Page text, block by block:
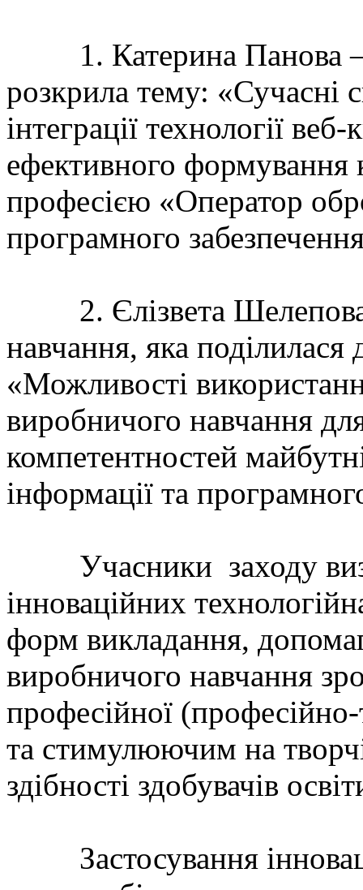
1. Катерина Панова –
розкрила тему: «Сучасні
інтеграції технології
ефективного формування
професією «Оператор
програмного
2. Єлізвета Шелепова
навчання, яка
«Можливості
виробничого навчання
компетентностей
інформації та
Учасники заходу
інноваційних
форм викладання,
виробничого навчання
професійної
та стимулюючим на
здібності здобувачів
Застосування